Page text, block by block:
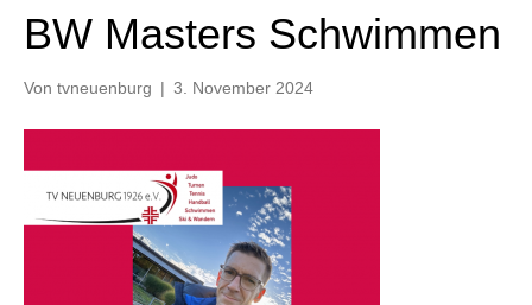
BW Masters Schwimmen
Von tvneuenburg | 3. November 2024